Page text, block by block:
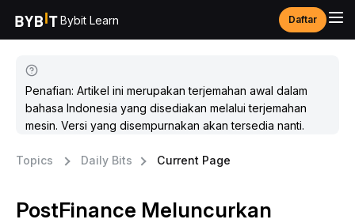
Bybit Learn Daftar
Penafian: Artikel ini merupakan terjemahan awal dalam
bahasa Indonesia yang disediakan melalui terjemahan
mesin. Versi yang disempurnakan akan tersedia nanti.
Topics Daily Bits Current Page
PostFinance Meluncurkan